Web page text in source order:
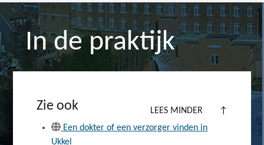
In de praktijk
Zie ook LEES MINDER
↑
Een dokter of een verzorger vinden in
Ukkel